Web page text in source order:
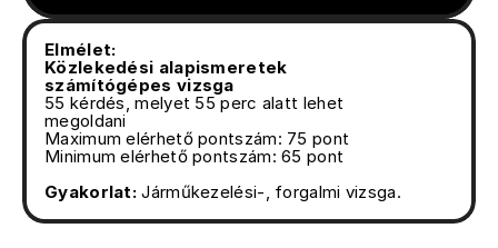
Elmélet:
Közlekedési alapismeretek
számítógépes vizsga
55 kérdés, melyet 55 perc alatt lehet
megoldani
Maximum elérhető pontszám: 75 pont
Minimum elérhető pontszám: 65 pont
Gyakorlat: Járműkezelési-, forgalmi vizsga.